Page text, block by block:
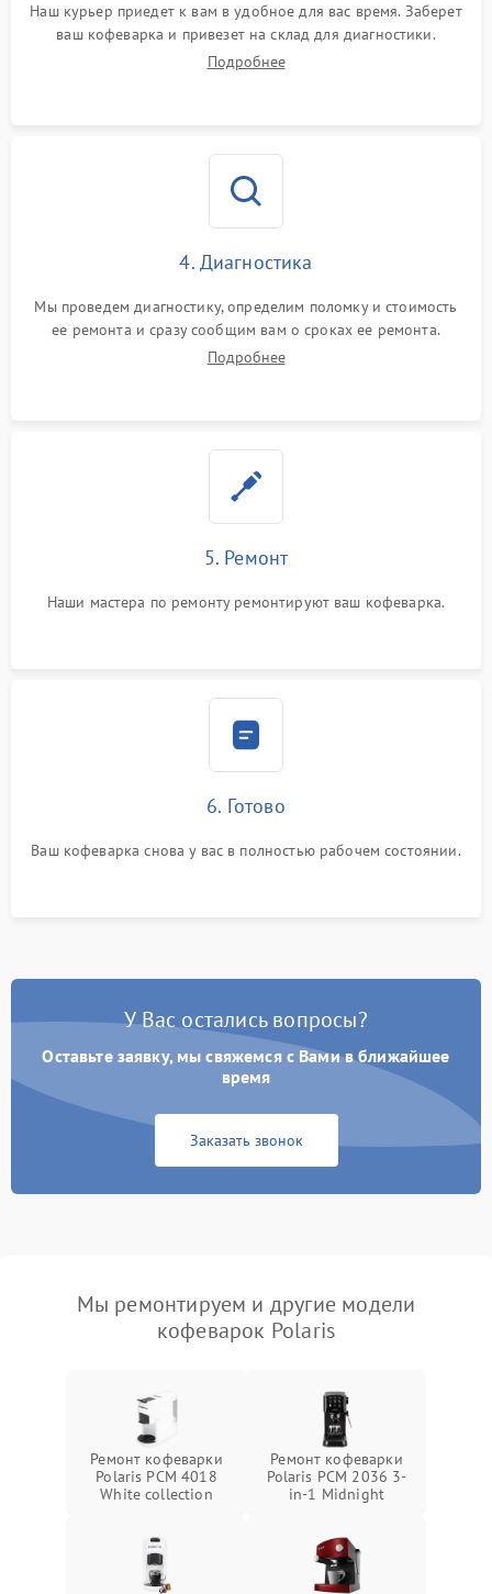
Наш курьер приедет к вам в удобное для вас время. Заберет
ваш кофеварка и привезет на склад для диагностики.
Подробнее
4. Диагностика
Мы проведем диагностику, определим поломку и стоимость
ее ремонта и сразу сообщим вам о сроках ее ремонта.
Подробнее
5. Ремонт
Наши мастера по ремонту ремонтируют ваш кофеварка.
6. Готово
Ваш кофеварка снова у вас в полностью рабочем состоянии.
У Вас остались вопросы?
Оставьте заявку, мы свяжемся с Вами в ближайшее
время
Заказать звонок
Мы ремонтируем и другие модели
кофеварок Polaris
Ремонт кофеварки
Polaris PCM 4018
White collection
Ремонт кофеварки
Polaris PCM 2036 3-
in-1 Midnight